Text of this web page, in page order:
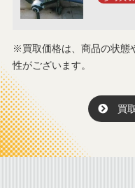
※買取価格は、商品の状態
性がございます。
買